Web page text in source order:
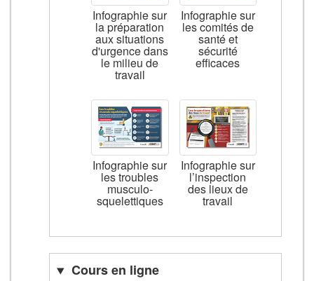
Infographie sur
la préparation
aux situations
d'urgence dans
le milieu de
travail
Infographie sur
les comités de
santé et
sécurité
efficaces
Infographie sur
les troubles
musculo-
squelettiques
Infographie sur
l’inspection
des lieux de
travail
Cours en ligne